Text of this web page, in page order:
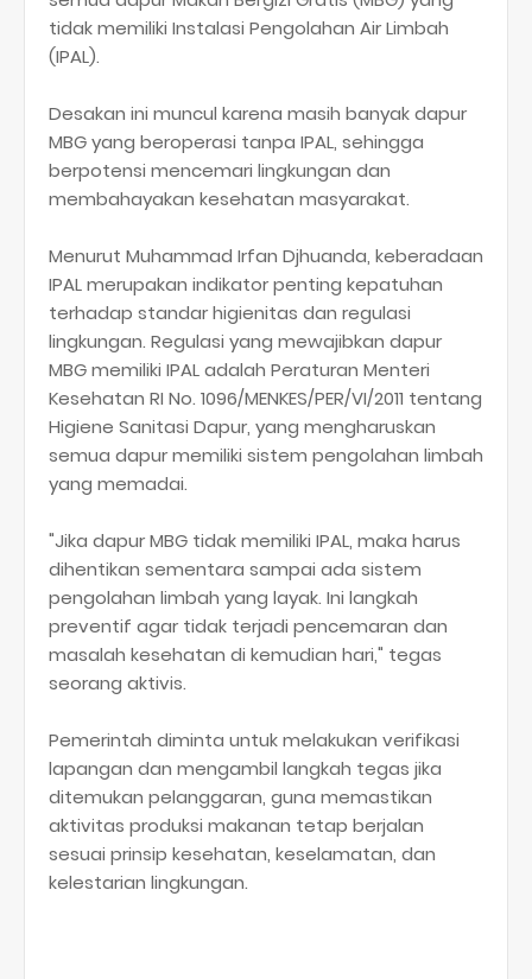
tidak memiliki Instalasi Pengolahan Air Limbah
(IPAL).
Desakan ini muncul karena masih banyak dapur
MBG yang beroperasi tanpa IPAL, sehingga
berpotensi mencemari lingkungan dan
membahayakan kesehatan masyarakat.
Menurut Muhammad Irfan Djhuanda, keberadaan
IPAL merupakan indikator penting kepatuhan
terhadap standar higienitas dan regulasi
lingkungan. Regulasi yang mewajibkan dapur
MBG memiliki IPAL adalah Peraturan Menteri
Kesehatan RI No. 1096/MENKES/PER/VI/2011 tentang
Higiene Sanitasi Dapur, yang mengharuskan
semua dapur memiliki sistem pengolahan limbah
yang memadai.
"Jika dapur MBG tidak memiliki IPAL, maka harus
dihentikan sementara sampai ada sistem
pengolahan limbah yang layak. Ini langkah
preventif agar tidak terjadi pencemaran dan
masalah kesehatan di kemudian hari," tegas
seorang aktivis.
Pemerintah diminta untuk melakukan verifikasi
lapangan dan mengambil langkah tegas jika
ditemukan pelanggaran, guna memastikan
aktivitas produksi makanan tetap berjalan
sesuai prinsip kesehatan, keselamatan, dan
kelestarian lingkungan.